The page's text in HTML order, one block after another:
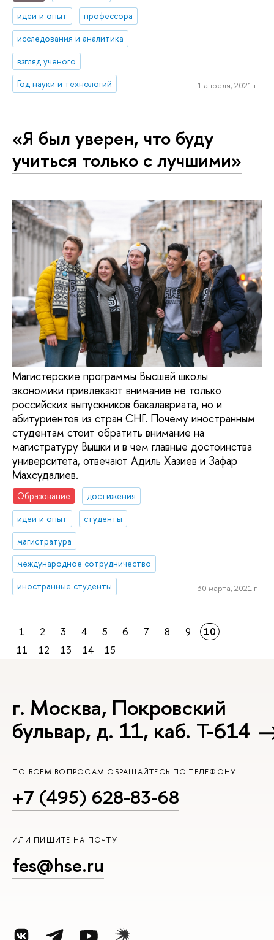
идеи и опыт
профессора
исследования и аналитика
взгляд ученого
Год науки и технологий
1 апреля, 2021 г.
«Я был уверен, что буду
учиться только с лучшими»
Магистерские программы Высшей школы
экономики привлекают внимание не только
российских выпускников бакалавриата, но и
абитуриентов из стран СНГ. Почему иностранным
студентам стоит обратить внимание на
магистратуру Вышки и в чем главные достоинства
университета, отвечают Адиль Хазиев и Зафар
Махсудалиев.
Образование
достижения
идеи и опыт
студенты
магистратура
международное сотрудничество
иностранные студенты
30 марта, 2021 г.
1 2 3 4 5 6 7 8 9
10
11
12 13 14 15
г. Москва, Покровский
бульвар, д. 11, каб. Т-614
ПО ВСЕМ ВОПРОСАМ ОБРАЩАЙТЕСЬ ПО ТЕЛЕФОНУ
+7 (495) 628-83-68
ИЛИ ПИШИТЕ НА ПОЧТУ
fes@hse.ru